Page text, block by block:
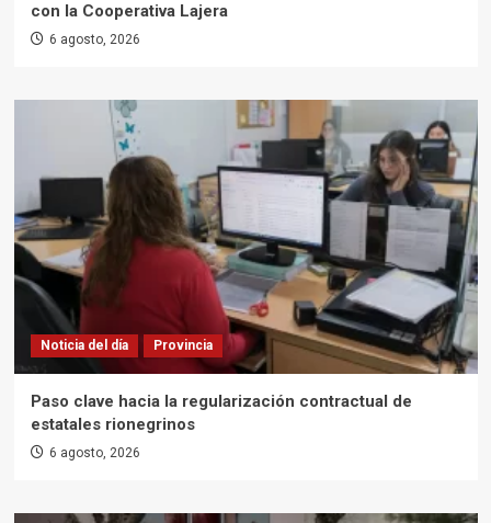
con la Cooperativa Lajera
6 agosto, 2026
Noticia del día Provincia
Paso clave hacia la regularización contractual de
estatales rionegrinos
6 agosto, 2026